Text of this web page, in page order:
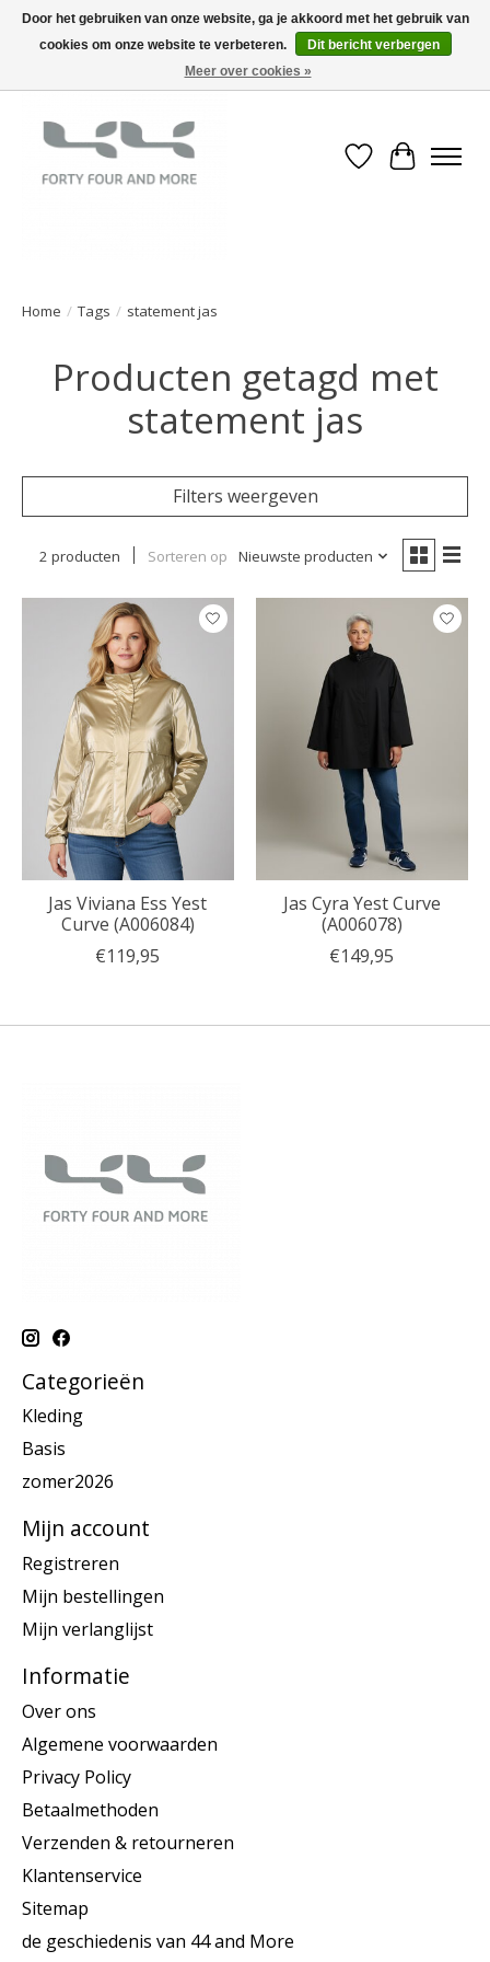
Verlanglijst
Home / Tags / statement jas
Producten getagd met
statement jas
Filters weergeven
2 producten Sorteren op Nieuwste producten
Jas Viviana Ess Yest
Curve (A006084)
€119,95
Jas Cyra Yest Curve
(A006078)
€149,95
Categorieën
Kleding
Basis
zomer2026
Mijn account
Registreren
Mijn bestellingen
Mijn verlanglijst
Informatie
Over ons
Algemene voorwaarden
Privacy Policy
Betaalmethoden
Verzenden & retourneren
Klantenservice
Sitemap
de geschiedenis van 44 and More
Door het gebruiken van onze website, ga je akkoord met het gebruik van
cookies om onze website te verbeteren.
Dit bericht verbergen
Meer over cookies »